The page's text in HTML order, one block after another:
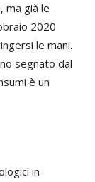
ma già le
2020
le mani.
segnato dal
è un
in